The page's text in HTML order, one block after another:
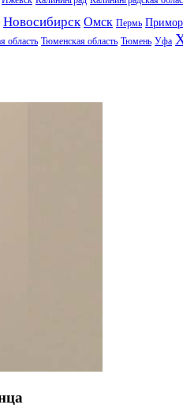
Новосибирск Омск Пермь
область Тюменская область Тюмень Уфа